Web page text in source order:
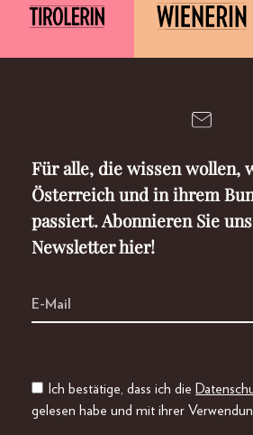
Für alle, die wissen wollen,
Österreich und in ihrem
passiert. Abonnieren Sie
Newsletter hier!
Ich bestätige, dass ich die
gelesen habe und mit ihrer